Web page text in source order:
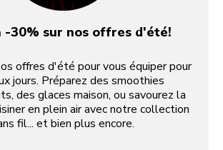
-30% sur nos offres d'été!
offres d'été pour vous équiper pour
jours. Préparez des smoothies
des glaces maison, ou savourez la
en plein air avec notre collection
fil... et bien plus encore.